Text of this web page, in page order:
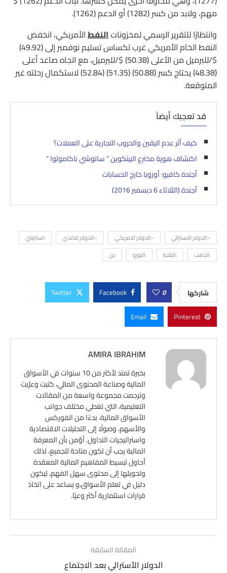
مهم، ولابد من كسر (1282) أو الدعم (1262).
وانتظارًا للتقرير الرسمي لمخزوناتالنفطالأمريكي، انخفض
النفط الخام الأمريكي غرب تكساس تسليم نوفمبر إلى (49.92)
$/للبرميل من الأعلى (50.38) $/للبرميل، مع اتجاه صاعد أعلى
(48.38) يحتاج كسر (50.88) (51.35) (52.84) لاستكمال رحلته غير
المتوقعة.
قد تعجبك أيضاً
كيف أثر عدم اليقين والحروب التجارية على العملات؟
اكتشاف هوية مخترع البيتكوين ” ساتوشي ناكاموتوا “
أجندة كافيو: أوروبا خارج الحسابات
أجندة (الثلاثاء 6 ديسمبر 2016)
-:الدولار الاسترالي -:الدولار الامريكي -:الدولار الكندي
:استرليني
:الذهب
:النفط :اليورو :ين
شاركها 0
Facebook
Twitter
Pinterest
Email
AMIRA IBRAHIM
بخبرة تمتد لأكثر من 10 سنوات في الأسواق
المالية وصناعة المحتوى المالي، كتبت وعرّبت
وترجمت مجموعة واسعة من المقالات
التعليمية، التي تغطي مختلف جوانب
الأسواق المالية، بدءًا من الفوركس
والأسهم، وصولًا إلى التحليلات الاقتصادية
واستراتيجيات التداول. أؤمن بأن المعرفة
المالية يجب أن تكون متاحة للجميع، لذلك
أحاول تبسيط المفاهيم المالية المعقدة
وتحويلها إلى محتوى سهل الفهم، ليكون
دليل في تعلم الأسواق،و يساعد على اتخاذ
قرارات استثمارية أكثر وعيًا.
المقالة السابقة
الدولار الأسترالي بعد الاجتماع